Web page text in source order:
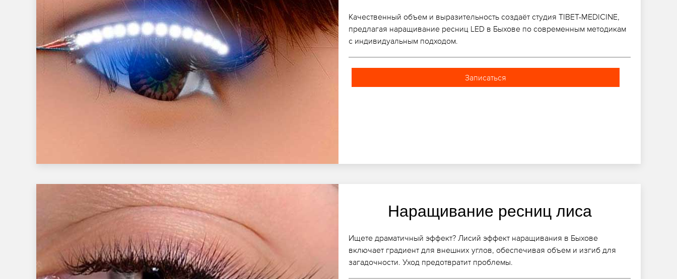
Качественный объем и выразительность создаёт студия TIBET-MEDICINE,
предлагая наращивание ресниц LED в Быхове по современным методикам
с индивидуальным подходом.
Записаться
Наращивание ресниц лиса
Ищете драматичный эффект? Лисий эффект наращивания в Быхове
включает градиент для внешних углов, обеспечивая объем и изгиб для
загадочности. Уход предотвратит проблемы.